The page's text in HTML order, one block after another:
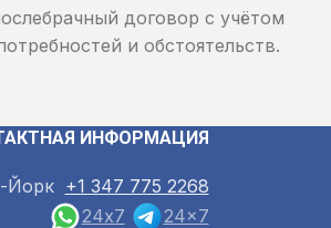
договор с учётом
и обстоятельств.
ИНФОРМАЦИЯ
Йорк +1 347 775 2268
24x7
24x7